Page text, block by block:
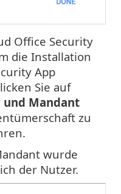
Office Security
die Installation
App
Sie auf
und Mandant
zu
wurde
der Nutzer.